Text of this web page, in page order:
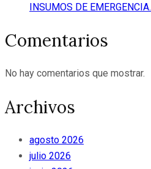
INSUMOS DE EMERGENCIA.
Comentarios
No hay comentarios que mostrar.
Archivos
agosto 2026
julio 2026